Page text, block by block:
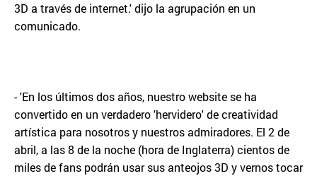
3D a través de internet.' dijo la agrupación en un
comunicado.
- 'En los últimos dos años, nuestro website se ha
convertido en un verdadero 'hervidero' de creatividad
artística para nosotros y nuestros admiradores. El 2 de
abril, a las 8 de la noche (hora de Inglaterra) cientos de
miles de fans podrán usar sus anteojos 3D y vernos tocar